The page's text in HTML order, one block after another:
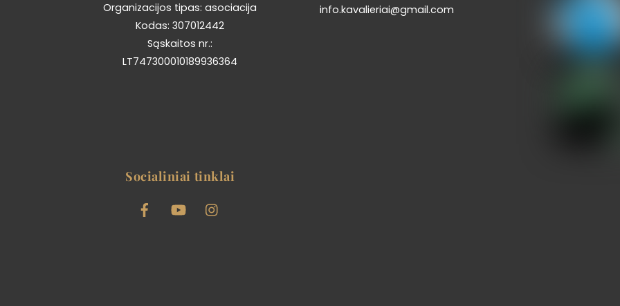
Organizacijos tipas: asociacija
Kodas: 307012442
Sąskaitos nr.:
LT747300010189936364
info.kavalieriai@gmail.com
Socialiniai tinklai